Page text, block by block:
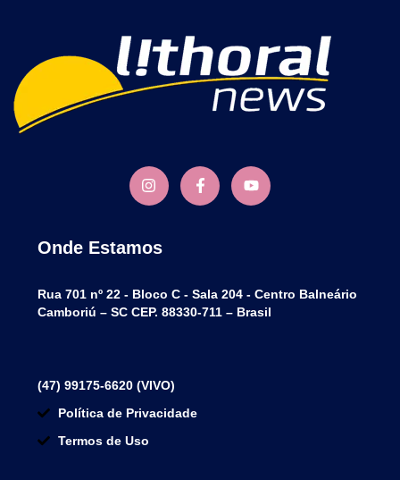
Onde Estamos
Rua 701 nº 22 - Bloco C - Sala 204 - Centro Balneário
Camboriú – SC CEP. 88330-711 – Brasil
(47) 99175-6620 (VIVO)
Política de Privacidade
Termos de Uso